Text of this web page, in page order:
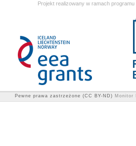
Projekt realizowany w ramach
Pewne prawa zastrzeżone (CC BY-ND) Monitor